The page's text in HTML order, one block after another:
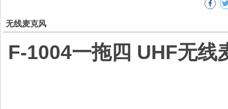
无线麦克风
F-1004一拖四 UHF无线